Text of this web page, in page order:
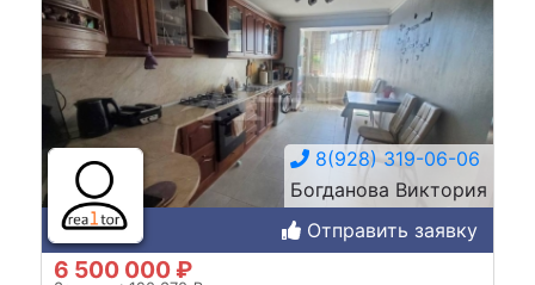
8(928) 319-06-06
Богданова Виктория
Отправить заявку
6 500 000 ₽